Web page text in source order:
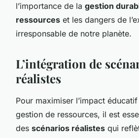
l’importance de la gestion
ressources et les dangers de
irresponsable de notre planète.
L’intégration de
réalistes
Pour maximiser l’impact éducatif
gestion de ressources, il est
des scénarios réalistes qui